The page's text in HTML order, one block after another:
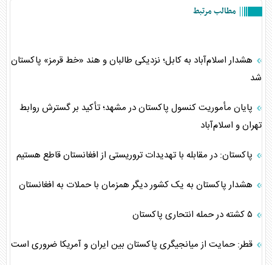
مطالب مرتبط
هشدار اسلام‌آباد به کابل؛ نزدیکی طالبان و هند «خط قرمز» پاکستان
شد
پایان مأموریت کنسول پاکستان در مشهد؛ تأکید بر گسترش روابط
تهران و اسلام‌آباد
پاکستان: در مقابله با تهدیدات تروریستی از افغانستان قاطع هستیم
هشدار پاکستان به یک کشور دیگر همزمان با حملات به افغانستان
قطر: حمایت از میانجیگری پاکستان بین ایران و آمریکا ضروری است